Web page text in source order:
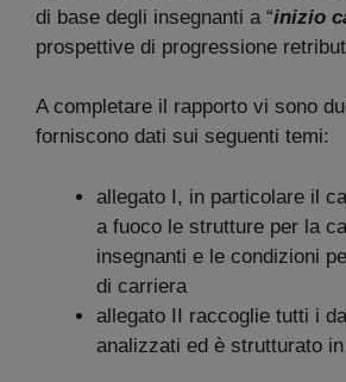
di base degli insegnanti a “inizio
prospettive di progressione
A completare il rapporto vi sono
forniscono dati sui seguenti temi:
allegato I, in particolare il
a fuoco le strutture per la
insegnanti e le condizioni
di carriera
allegato II raccoglie tutti i
analizzati ed è strutturato